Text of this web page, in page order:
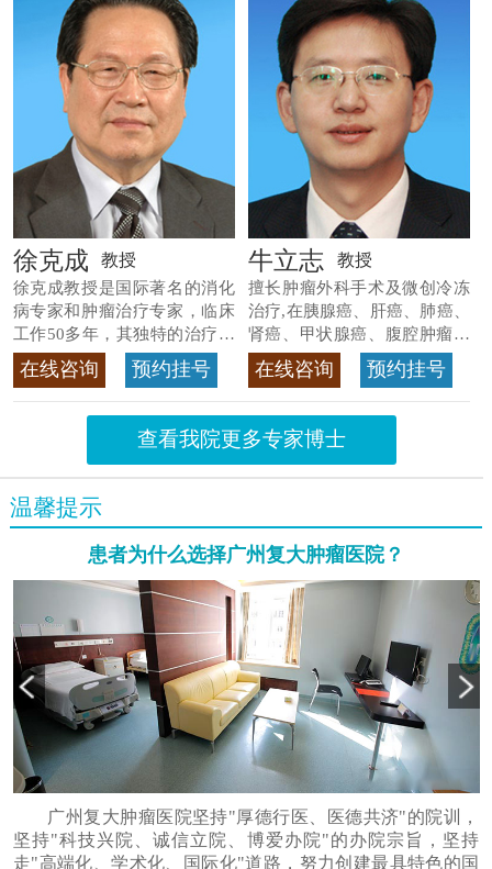
徐克成 教授
徐克成教授是国际著名的消化
病专家和肿瘤治疗专家，临床
工作50多年，其独特的治疗方
法>>查看专家详情
在线咨询 预约挂号
牛立志 教授
擅长肿瘤外科手术及微创冷冻
治疗,在胰腺癌、肝癌、肺癌、
肾癌、甲状腺癌、腹腔肿瘤等
>>查看专家详情
在线咨询 预约挂号
查看我院更多专家博士
温馨提示
患者为什么选择广州复大肿瘤医院？
广州复大肿瘤医院坚持"厚德行医、医德共济"的院训，
坚持"科技兴院、诚信立院、博爱办院"的办院宗旨，坚持
走"高端化、学术化、国际化"道路，努力创建最具特色的国